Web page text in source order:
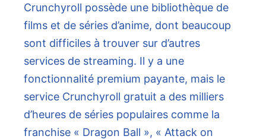
Crunchyroll possède une bibliothèque de
films et de séries d’anime, dont beaucoup
sont difficiles à trouver sur d’autres
services de streaming. Il y a une
fonctionnalité premium payante, mais le
service Crunchyroll gratuit a des milliers
d’heures de séries populaires comme la
franchise « Dragon Ball », « Attack on